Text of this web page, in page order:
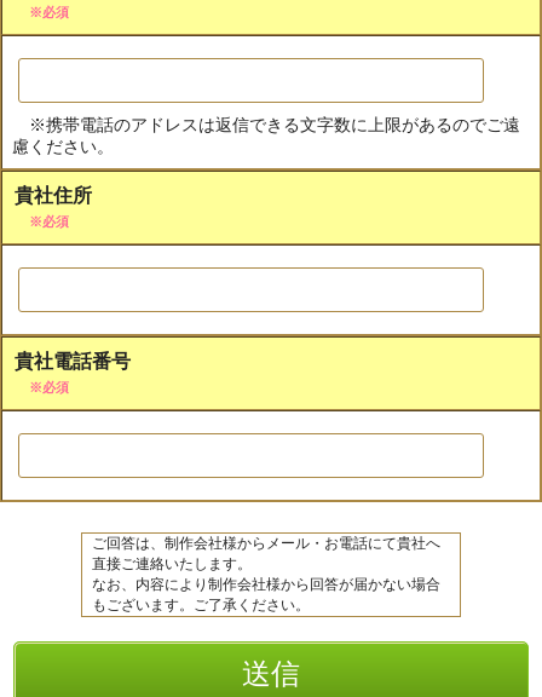
※必須
※携帯電話のアドレスは返信できる文字数に上限があるのでご遠
慮ください。
貴社住所
※必須
貴社電話番号
※必須
ご回答は、制作会社様からメール・お電話にて貴社へ
直接ご連絡いたします。
なお、内容により制作会社様から回答が届かない場合
もございます。ご了承ください。